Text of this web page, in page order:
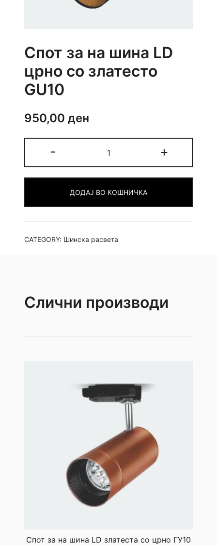
Спот за на шина LD
црно со златесто
GU10
950,00 ден
-
за
на
LD
црно
со
GU10
+
ДОДАЈ ВО КОШНИЧКА
CATEGORY: Шинска расвета
Слични производи
Спот за на шина LD златеста со црно ГУ10